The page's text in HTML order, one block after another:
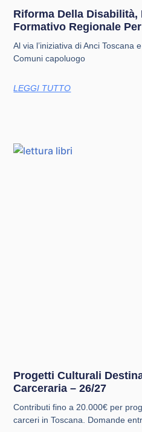
Riforma Della
Formativo Regionale
Al via l’iniziativa di Anci Toscana
Comuni capoluogo
LEGGI TUTTO
Progetti Culturali
Carceraria – 26/27
Contributi fino a 20.000€ per
carceri in Toscana. Domande